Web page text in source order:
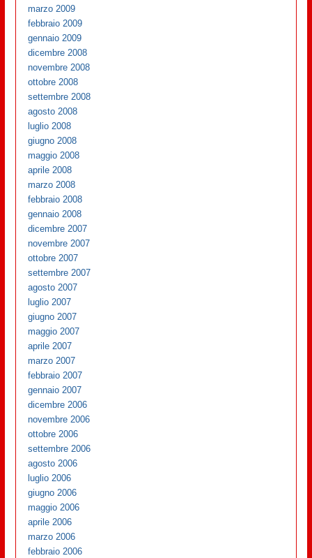
marzo 2009
febbraio 2009
gennaio 2009
dicembre 2008
novembre 2008
ottobre 2008
settembre 2008
agosto 2008
luglio 2008
giugno 2008
maggio 2008
aprile 2008
marzo 2008
febbraio 2008
gennaio 2008
dicembre 2007
novembre 2007
ottobre 2007
settembre 2007
agosto 2007
luglio 2007
giugno 2007
maggio 2007
aprile 2007
marzo 2007
febbraio 2007
gennaio 2007
dicembre 2006
novembre 2006
ottobre 2006
settembre 2006
agosto 2006
luglio 2006
giugno 2006
maggio 2006
aprile 2006
marzo 2006
febbraio 2006